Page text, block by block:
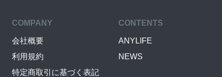
COMPANY
会社概要
利用規約
特定商取引に基づく表記
CONTENTS
ANYLIFE
NEWS